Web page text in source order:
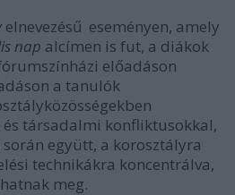
elnevezésű eseményen, amely
nap alcímen is fut, a diákok
előadáson
a tanulók
társadalmi konfliktusokkal,
együtt, a korosztályra
technikákra koncentrálva,
meg.